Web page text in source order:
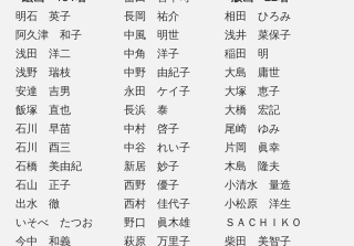
明石 英子
阿久津 和子
浅田 洋二
浅野 瑞枝
安達 吉男
飯塚 直也
石川 早苗
石川 酉三
石橋 美由紀
石山 正子
出水 徹
いそべ たつお
今中 和義
長岡 祐介
中風 明世
中角 洋子
中野 由紀子
永田 ケイ子
長浜 泰
中村 啓子
中谷 れい子
新居 妙子
西野 優子
西村 佳代子
野口 眞木雄
萩原 万里子
相田 ひろみ
浅井 菜保子
稲田 明
大島 庸世
大塚 恵子
大橋 宏記
尾崎 ゆみ
片岡 眞幸
木島 隆夫
小清水 量造
小松原 洋生
ＳＡＣＨＩＫＯ
柴田 美智子